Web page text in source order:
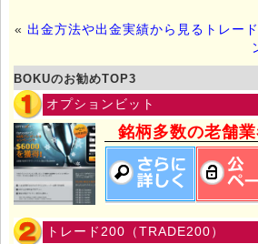
« 出金方法や出金実績から見るトレー
BOKUのお勧めTOP3
オプションビット
銘柄多数の老舗
トレード200（TRADE200）